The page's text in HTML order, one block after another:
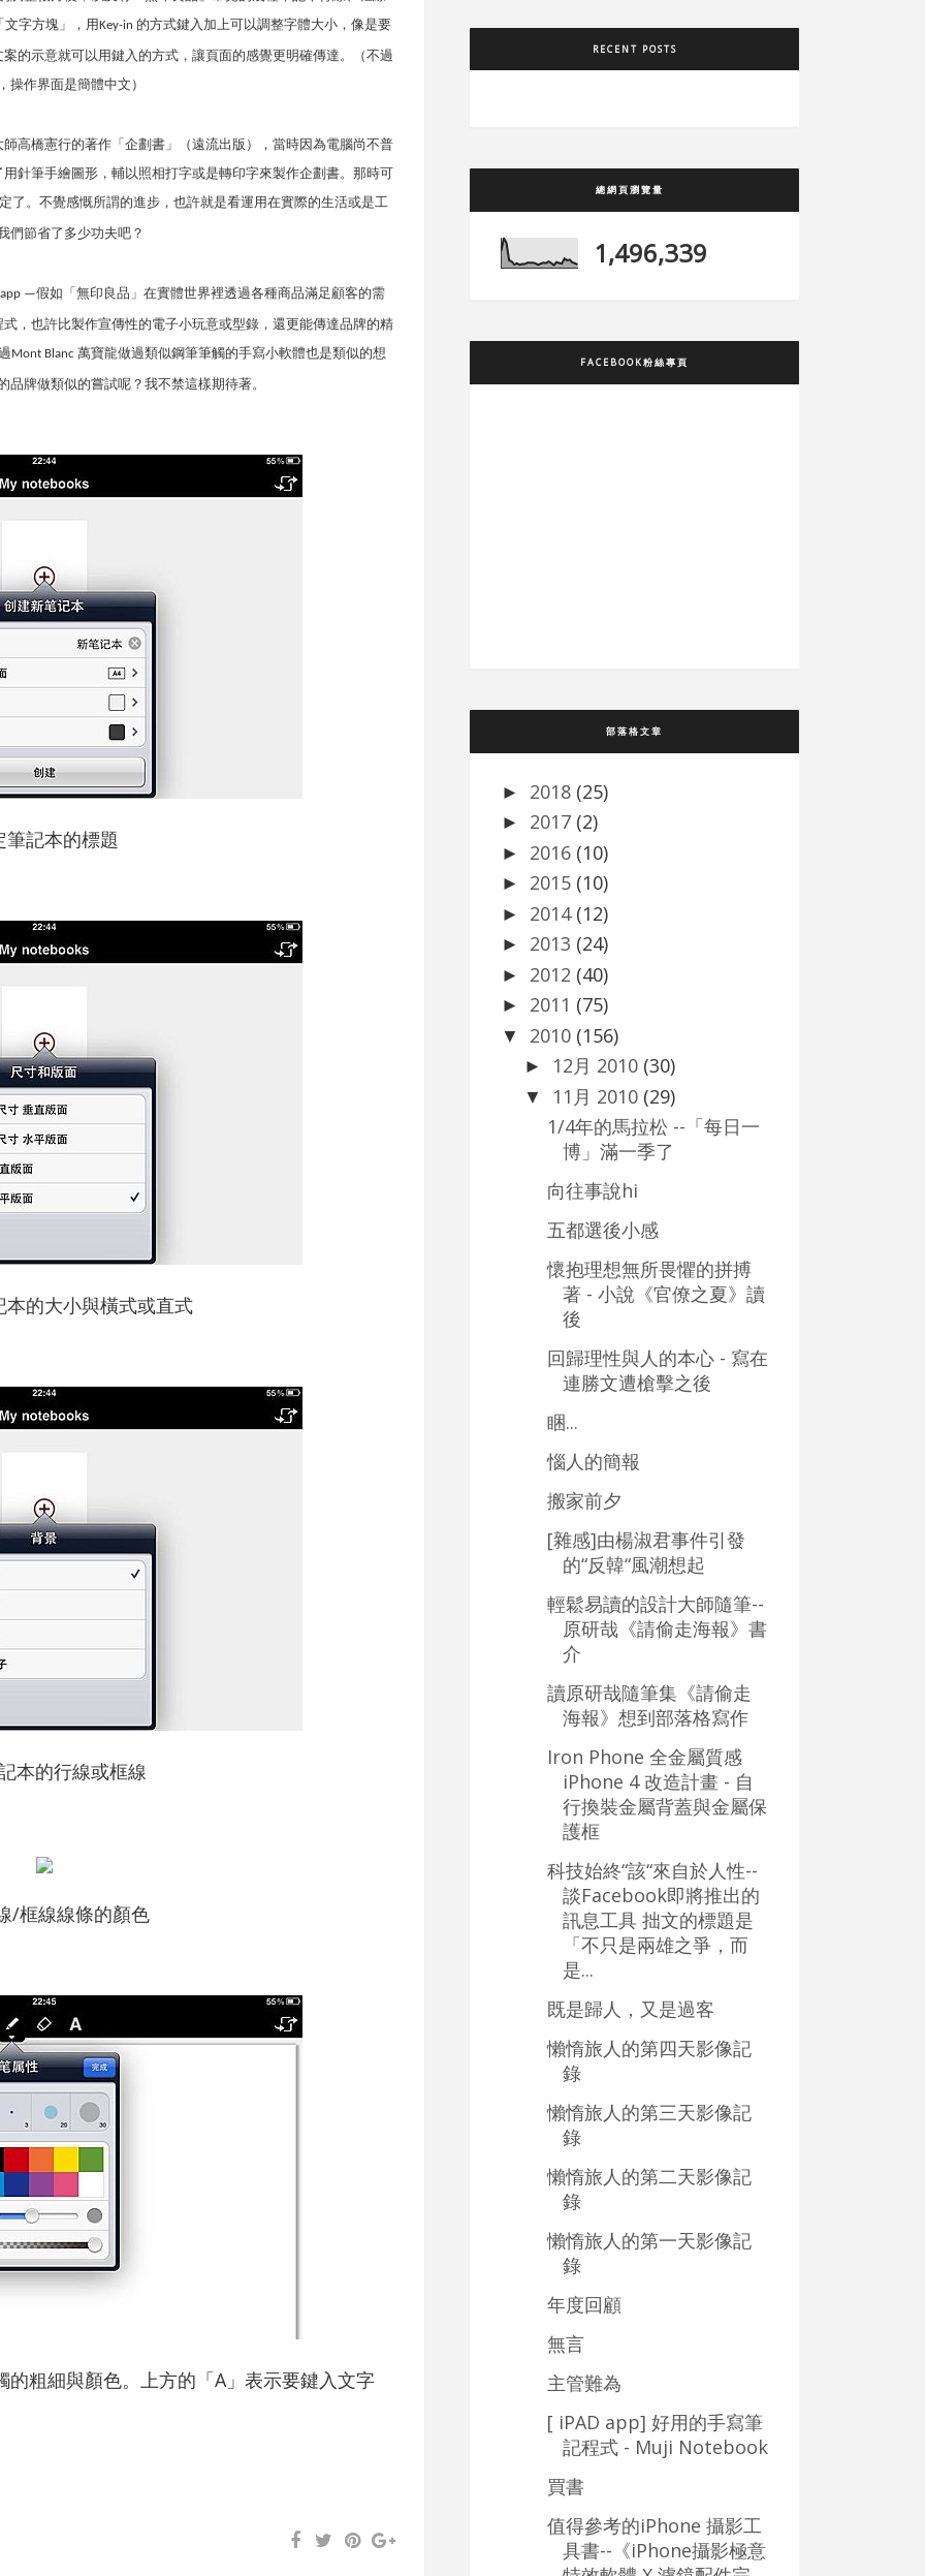
字方塊」，用Key-in 的方式鍵入加上可以調整字體大小，像是要
的示意就可以用鍵入的方式，讓頁面的感覺更明確傳達。（不過
操作界面是簡體中文）
高橋憲行的著作「企劃書」（遠流出版），當時因為電腦尚不普
針筆手繪圖形，輔以照相打字或是轉印字來製作企劃書。那時可
了。不覺感慨所謂的進步，也許就是看運用在實際的生活或是工
們節省了多少功夫吧？
app —假如「無印良品」在實體世界裡透過各種商品滿足顧客的需
，也許比製作宣傳性的電子小玩意或型錄，還更能傳達品牌的精
Mont Blanc 萬寶龍做過類似鋼筆筆觸的手寫小軟體也是類似的想
牌做類似的嘗試呢？我不禁這樣期待著。
筆記本的標題
的大小與橫式或直式
本的行線或框線
/框線線條的顏色
粗細與顏色。上方的「A」表示要鍵入文字
RECENT POSTS
總網頁瀏覽量
1,496,339
FACEBOOK粉絲專頁
部落格文章
► 2018 (25)
► 2017 (2)
► 2016 (10)
► 2015 (10)
► 2014 (12)
► 2013 (24)
► 2012 (40)
► 2011 (75)
▼ 2010 (156)
► 12月 2010 (30)
▼ 11月 2010 (29)
1/4年的馬拉松 --「每日一
博」滿一季了
向往事說hi
五都選後小感
懷抱理想無所畏懼的拼搏
著 - 小說《官僚之夏》讀
後
回歸理性與人的本心 - 寫在
連勝文遭槍擊之後
睏...
惱人的簡報
搬家前夕
[雜感]由楊淑君事件引發
的“反韓“風潮想起
輕鬆易讀的設計大師隨筆--
原研哉《請偷走海報》書
介
讀原研哉隨筆集《請偷走
海報》想到部落格寫作
Iron Phone 全金屬質感
iPhone 4 改造計畫 - 自
行換裝金屬背蓋與金屬保
護框
科技始終“該“來自於人性--
談Facebook即將推出的
訊息工具 拙文的標題是
「不只是兩雄之爭，而
是...
既是歸人，又是過客
懶惰旅人的第四天影像記
錄
懶惰旅人的第三天影像記
錄
懶惰旅人的第二天影像記
錄
懶惰旅人的第一天影像記
錄
年度回顧
無言
主管難為
[ iPAD app] 好用的手寫筆
記程式 - Muji Notebook
買書
值得參考的iPhone 攝影工
具書--《iPhone攝影極意